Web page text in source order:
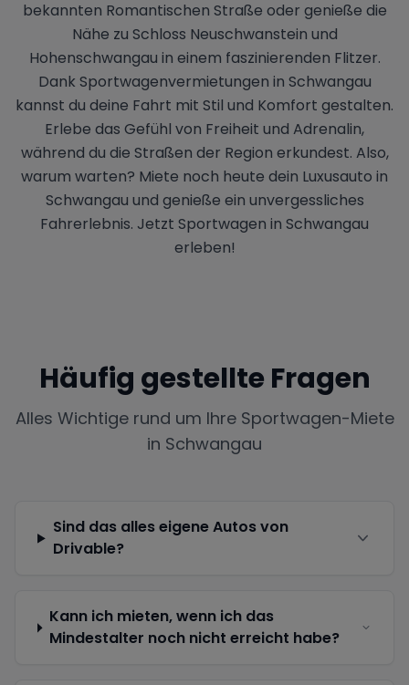
bekannten Romantischen Straße oder genieße die
Nähe zu Schloss Neuschwanstein und
Hohenschwangau in einem faszinierenden Flitzer.
Dank Sportwagenvermietungen in Schwangau
kannst du deine Fahrt mit Stil und Komfort gestalten.
Erlebe das Gefühl von Freiheit und Adrenalin,
während du die Straßen der Region erkundest. Also,
warum warten? Miete noch heute dein Luxusauto in
Schwangau und genieße ein unvergessliches
Fahrerlebnis. Jetzt Sportwagen in Schwangau
erleben!
Häufig gestellte Fragen
Alles Wichtige rund um Ihre Sportwagen-Miete
in Schwangau
Sind das alles eigene Autos von
Drivable?
Kann ich mieten, wenn ich das
Mindestalter noch nicht erreicht habe?